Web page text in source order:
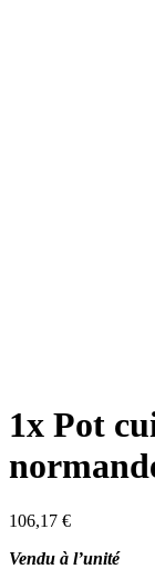
1x Pot
106,17 €
Vendu à l’unité